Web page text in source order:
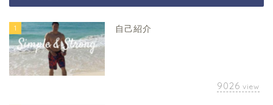
1 自己紹介
9026 view